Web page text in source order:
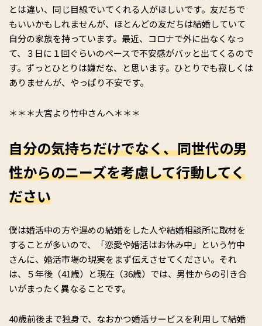
とは違い、同じ目線でいてくれる人がほしいです。友だちで
もいいかもしれませんが、ほとんどの友だちは結婚していて
自分の家族を持っています。最近、コロナで外に出なくなっ
て、３日に１回ぐらいのペースで不安感がバッと出てくるので
す。ずっとひとりは嫌だな、と思います。ひとりでも寂しくは
ありませんが、やっぱり不安です。
＊＊＊大宮より竹中さんへ＊＊＊
自分の気持ちだけでなく、同世代の男
性からのニーズを考慮して行動してく
ださい
僕は婚活中の方や遅めの結婚をした人や結婚相談所に取材を
することが多いので、「恋愛や婚活はお休み中」という竹中
さんに、婚活市場の現実をまず伝えさせてください。それ
は、５年後（41歳）と現在（36歳）では、男性からの引き合
いがまったく異なることです。
40歳前後まで独身で、なおかつ婚活サービスを利用して結婚